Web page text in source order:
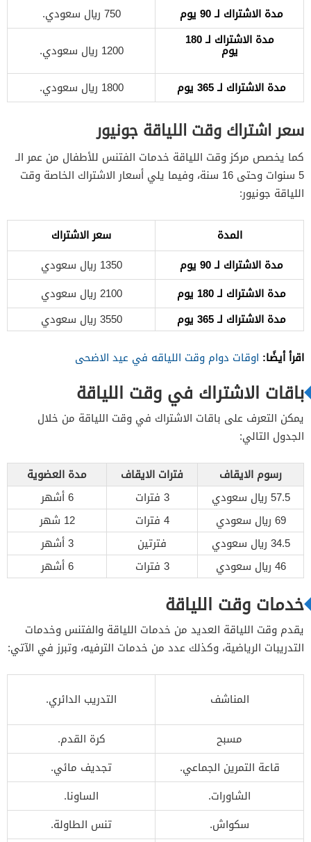
مدة الاشتراك لـ 90 يوم
750 ريال سعودي.
مدة الاشتراك لـ 180
يوم
1200 ريال سعودي.
مدة الاشتراك لـ 365 يوم
1800 ريال سعودي.
سعر اشتراك وقت اللياقة جونيور
كما يخصص مركز وقت اللياقة خدمات الفتنس للأطفال من عمر الـ
5 سنوات وحتى 16 سنة، وفيما يلي أسعار الاشتراك الخاصة وقت
اللياقة جونيور:
المدة
سعر الاشتراك
مدة الاشتراك لـ 90 يوم
1350 ريال سعودي
مدة الاشتراك لـ 180 يوم
2100 ريال سعودي
مدة الاشتراك لـ 365 يوم
3550 ريال سعودي
اقرأ أيضًا: اوقات دوام وقت اللياقه في عيد الاضحى
باقات الاشتراك في وقت اللياقة
يمكن التعرف على باقات الاشتراك في وقت اللياقة من خلال
الجدول التالي:
رسوم الايقاف
فترات الايقاف
مدة العضوية
57.5 ريال سعودي
3 فترات
6 أشهر
69 ريال سعودي
4 فترات
12 شهر
34.5 ريال سعودي
فترتين
3 أشهر
46 ريال سعودي
3 فترات 6 أشهر
خدمات وقت اللياقة
يقدم وقت اللياقة العديد من خدمات اللياقة والفتنس وخدمات
التدريبات الرياضية، وكذلك عدد من خدمات الترفيه، وتبرز في الآتي:
المناشف التدريب الدائري.
مسبح
كرة القدم.
قاعة التمرين الجماعي.
تجديف مائي.
الشاورات.
الساونا.
سكواش.
تنس الطاولة.